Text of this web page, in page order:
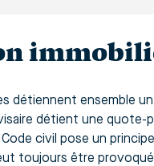
détiennent ensemble
détient une quote-
civil pose un
toujours être